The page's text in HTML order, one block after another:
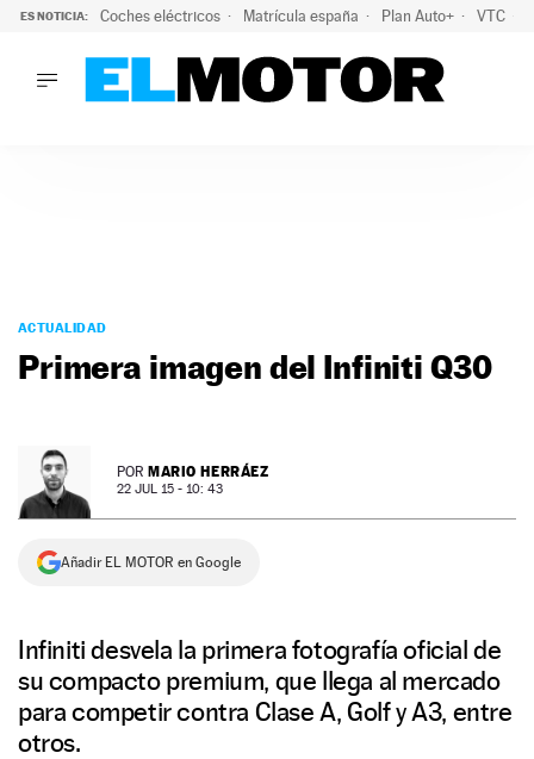
ES NOTICIA: Coches eléctricos Matrícula españa Plan Auto+ VTC
PODCAST
MOTOS
MOTORTV
PREMIOS
SERVICIOS
NEWSLETTER
SÍGUENOS
ACTUALIDAD
Primera imagen del Infiniti Q30
POR MARIO HERRÁEZ
22 JUL 15 - 10: 43
Añadir EL MOTOR en Google
Infiniti desvela la primera fotografía oficial de
su compacto premium, que llega al mercado
para competir contra Clase A, Golf y A3, entre
otros.